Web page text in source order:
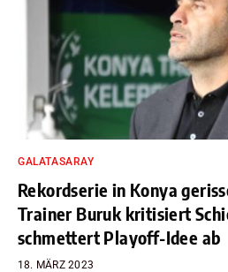
GALATASARAY
Rekordserie in Konya
Trainer Buruk kritisiert
schmettert Playoff-Idee ab
18. MÄRZ 2023